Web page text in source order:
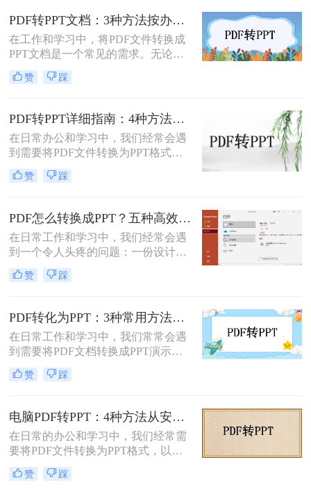
要么扫描版PDF转完还是图片格式，
更有甚者因为文件包含商业数据，转
换后收到平台的“付费解锁”勒索邮
件。
PDF转PPT文档：3种方法按办公场景（汇报/教学/合同）选择！
在工作和学习中，将PDF文件转换成
PPT文档是一个常见的需求。无论是
为了制作演示文稿、提取内容还是重
新排版，掌握几种有效的转换方法都
ppt文档呢？本文将介绍三种常用的
PDF转PPT的方法，帮助您轻松完成
PDF到PPT的转换。
赞 踩
PDF转PPT详细指南：4种方法的参数配置和输出效果调优！
在日常办公和学习中，我们经常会遇
到需要将PDF文件转换为PPT格式的
情况。无论是为了便于演示还是进一
步编辑，掌握有效的转换方法都是必
本文将详细介绍几种常用的方法。
赞 踩
PDF怎么转换成PPT？五种高效方法，适用不同场景全解析！
在日常工作和学习中，我们经常会遇
到一个令人头疼的问题：一份设计精
美、内容详实的PDF文档，需要被转
换为可编辑、可演示的
修改内容、调整逻辑，或是直接用于
会议汇报。然而，由于PDF格式本身
是为了稳定显示而非编辑而设计的，
这项转换工作常常伴随着格式错乱、
排版混乱、图片丢失等“车祸现场”。
赞 踩
PDF转化为PPT：3种常用方法在不同PPT版本下的兼容性！
在日常工作和学习中，我们常常会遇
到需要将PDF文档转换成PPT演示文
稿的情况。无论是为了更好地展示信
息，还是为了方便编辑，掌握如何进
么怎么将pdf转化为ppt呢？本文将介
绍三种常用的方法来实现PDF到PPT
的转换。
赞 踩
电脑PDF转PPT：4种方法从安装到输出的完整对比！
在日常的办公和学习中，我们经常需
要将PDF文件转换为PPT格式，以便
更好地进行演示和编辑。那么电脑如
何PDF转PPT呢？以下介绍四种常见
赞 踩